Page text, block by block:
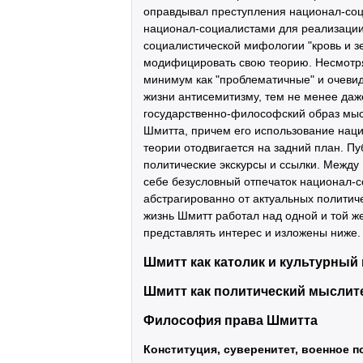
оправдывал преступления национал-
национал-социалистами для
социалистической мифологии "кровь и
модифицировать свою теорию.
минимум как "проблематичные" и
жизни антисемитизму, тем не менее
государственно-философский образ
Шмитта, причем его использование
теории отодвигается на задний план.
политические экскурсы и ссылки.
себе безусловный отпечаток национал-
абстрагированно от актуальных
жизнь Шмитт работал над одной и той
представлять интерес и изложены ниже.
Шмитт как католик и культурный
Шмитт как политический
Философия права Шмитта
Конституция, суверенитет, военное